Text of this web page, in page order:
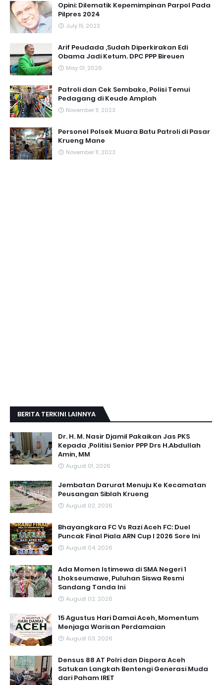
Opini: Dilematik Kepemimpinan Parpol Pada
Pilpres 2024
July 15, 2023
Arif Peudada ,Sudah Diperkirakan Edi
Obama Jadi Ketum. DPC PPP Bireuen
May 01, 2026
Patroli dan Cek Sembako, Polisi Temui
Pedagang di Keude Amplah
November 11, 2023
Personel Polsek Muara Batu Patroli di Pasar
Krueng Mane
November 11, 2023
BERITA TERKINI LAINNYA
Dr. H. M. Nasir Djamil Pakaikan Jas PKS
Kepada ,Politisi Senior PPP Drs H.Abdullah
Amin, MM
August 01, 2026
Jembatan Darurat Menuju Ke Kecamatan
Peusangan Siblah Krueng
August 02, 2026
Bhayangkara FC Vs Razi Aceh FC: Duel
Puncak Final Piala ARN Cup I 2026 Sore Ini
August 04, 2026
Ada Momen Istimewa di SMA Negeri 1
Lhokseumawe, Puluhan Siswa Resmi
Sandang Tanda Ini
August 02, 2026
15 Agustus Hari Damai Aceh, Momentum
Menjaga Warisan Perdamaian
August 03, 2026
Densus 88 AT Polri dan Dispora Aceh
Satukan Langkah Bentengi Generasi Muda
dari Paham IRET